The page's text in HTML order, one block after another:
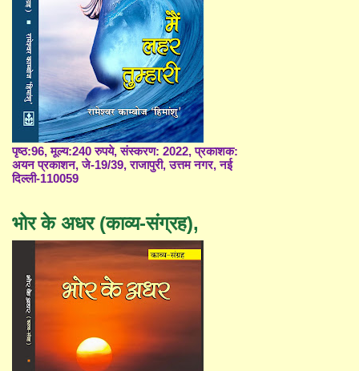
पृष्ठ:96, मूल्य:240 रुपये, संस्करण: 2022, प्रकाशक:
अयन प्रकाशन, जे-19/39, राजापुरी, उत्तम नगर, नई
दिल्ली-110059
भोर के अधर (काव्य-संग्रह),